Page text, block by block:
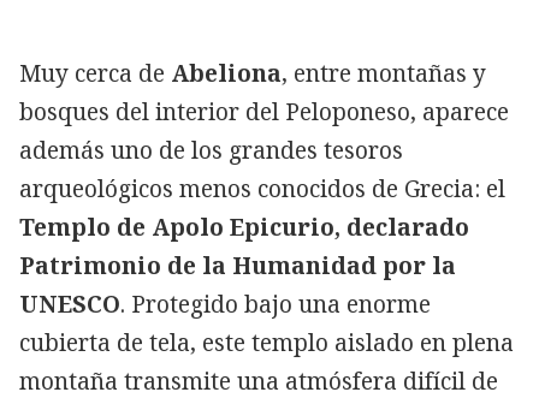
Muy cerca de Abeliona, entre montañas y
bosques del interior del Peloponeso, aparece
además uno de los grandes tesoros
arqueológicos menos conocidos de Grecia: el
Templo de Apolo Epicurio, declarado
Patrimonio de la Humanidad por la
UNESCO. Protegido bajo una enorme
cubierta de tela, este templo aislado en plena
montaña transmite una atmósfera difícil de